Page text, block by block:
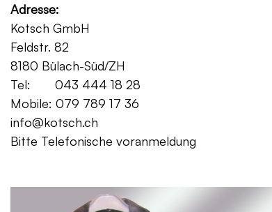
Adresse:
Kotsch GmbH Mo. – Fr.
Feldstr. 82 Sa.
8180 Bülach-Süd/
Tel: 043 444 18
Mobile: 079 789 17 36
info@kotsch.ch
Bitte Telefonische voranmeldung
Gratis